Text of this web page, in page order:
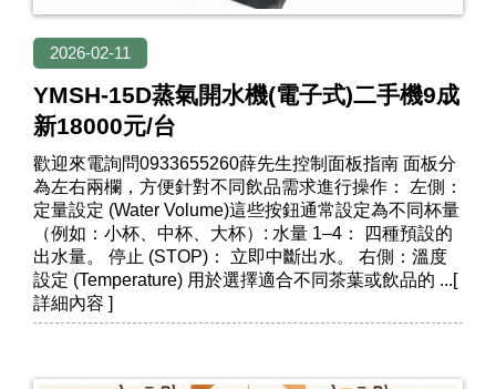
2026-02-11
YMSH-15D蒸氣開水機(電子式)二手機9成
新18000元/台
歡迎來電詢問0933655260薛先生控制面板指南 面板分
為左右兩欄，方便針對不同飲品需求進行操作： 左側：
定量設定 (Water Volume)這些按鈕通常設定為不同杯量
（例如：小杯、中杯、大杯）: 水量 1–4： 四種預設的
出水量。 停止 (STOP)： 立即中斷出水。 右側：溫度
設定 (Temperature) 用於選擇適合不同茶葉或飲品的